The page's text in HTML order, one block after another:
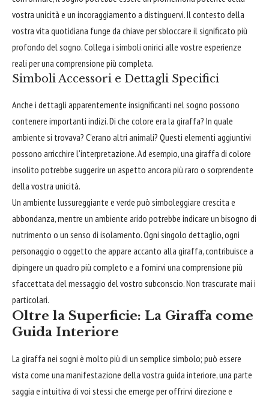
vostra unicità e un incoraggiamento a distinguervi. Il contesto della
vostra vita quotidiana funge da chiave per sbloccare il significato più
profondo del sogno. Collega i simboli onirici alle vostre esperienze
reali per una comprensione più completa.
Simboli Accessori e Dettagli Specifici
Anche i dettagli apparentemente insignificanti nel sogno possono
contenere importanti indizi. Di che colore era la giraffa? In quale
ambiente si trovava? C'erano altri animali? Questi elementi aggiuntivi
possono arricchire l'interpretazione. Ad esempio, una giraffa di colore
insolito potrebbe suggerire un aspetto ancora più raro o sorprendente
della vostra unicità.
Un ambiente lussureggiante e verde può simboleggiare crescita e
abbondanza, mentre un ambiente arido potrebbe indicare un bisogno di
nutrimento o un senso di isolamento. Ogni singolo dettaglio, ogni
personaggio o oggetto che appare accanto alla giraffa, contribuisce a
dipingere un quadro più completo e a fornirvi una comprensione più
sfaccettata del messaggio del vostro subconscio. Non trascurate mai i
particolari.
Oltre la Superficie: La Giraffa come
Guida Interiore
La giraffa nei sogni è molto più di un semplice simbolo; può essere
vista come una manifestazione della vostra guida interiore, una parte
saggia e intuitiva di voi stessi che emerge per offrirvi direzione e